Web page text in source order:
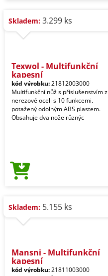
Skladem: 3.299 ks
Texwol - Multifunkční
kapesní
kód výrobku:21812003000
Multifunkční nůž s příslušenstvím z
nerezové oceli s 10 funkcemi,
potažený odolným ABS plastem.
Obsahuje dva nože různýc
Skladem: 5.155 ks
Mansni - Multifunkční
kapesní
kód výrobku:21811003000